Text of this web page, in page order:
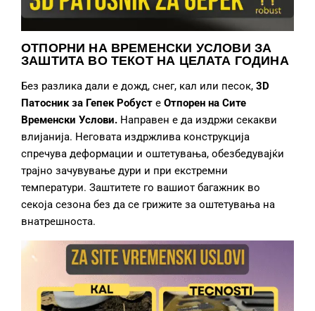
ОТПОРНИ НА ВРЕМЕНСКИ УСЛОВИ ЗА
ЗАШТИТА ВО ТЕКОТ НА ЦЕЛАТА ГОДИНА
Без разлика дали е дожд, снег, кал или песок, 3D
Патосник за Гепек Робуст е Отпорен на Сите
Временски Услови. Направен е да издржи секакви
влијанија. Неговата издржлива конструкција
спречува деформации и оштетувања, обезбедувајќи
трајно зачувување дури и при екстремни
температури. Заштитете го вашиот багажник во
секоја сезона без да се грижите за оштетувања на
внатрешноста.